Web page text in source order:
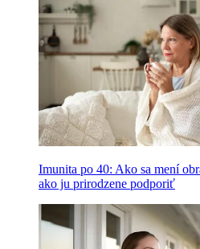
Imunita po 40: Ako sa mení
ako ju prirodzene podporiť